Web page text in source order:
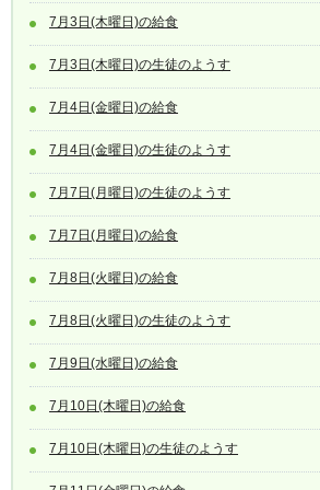
7月3日(木曜日)の給食
7月3日(木曜日)の生徒のようす
7月4日(金曜日)の給食
7月4日(金曜日)の生徒のようす
7月7日(月曜日)の生徒のようす
7月7日(月曜日)の給食
7月8日(火曜日)の給食
7月8日(火曜日)の生徒のようす
7月9日(水曜日)の給食
7月10日(木曜日)の給食
7月10日(木曜日)の生徒のようす